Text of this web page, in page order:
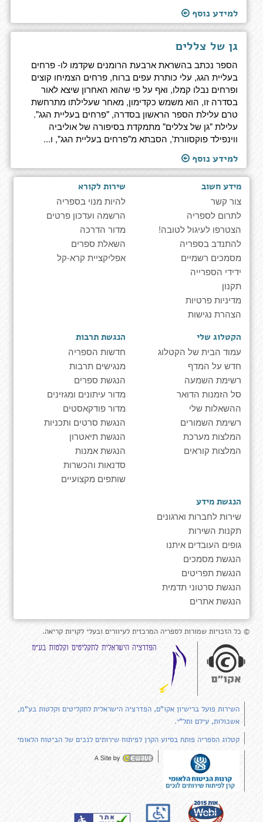
למידע נוסף
גן של צללים
הספר נכתב בהשראת ארבעת הרומנים שקדמו לו- פרחים
בעליית הגג, עלי כותרת עפים ברוח, פרחים הצמיחו קוצים
ופרחים נבלו קמלו, ואף על פי שהוא האחרון שיצא לאור
בסדרה זו, הוא משמש כקדימון, מאחר שעלילתו מתרחשת
טרם עלילת הספר הראשון בסדרה, "פרחים בעליית הגג".
עלילת "גן של צללים" מתמקדת בסיפורה של אוליביה
ווינפילד פוקסוורת', הסבתא מ"פרחים בעליית הגג", ו...
למידע נוסף
מידע חשוב
צור קשר
לתרום לספריה
הצטרפו לעיגול לטובה!
להתנדב בספריה
מסמכים רשמיים
ידידי הספרייה
תקנון
מדיניות פרטיות
הצהרת נגישות
שירות לקורא
להיות מנוי בספריה
הרשמה ועדכון פרטים
מדור הדרכה
השאלת ספרים
אפליקציית קרא-קל
הקטלוג שלי
עמוד הבית של הקטלוג
חדש על המדף
רשימת השמעה
סל הזמנות הדואר
ההשאלות שלי
רשימת השמורים
המלצות מערכת
המלצות קוראים
הנגשת תרבות
חדשות הספריה
מנגישים תרבות
הנגשת ספרים
מדור עיתונים ומגזינים
מדור פודקאסטים
הנגשת סרטים ותכניות
הנגשת תיאטרון
הנגשת אמנות
סדנאות והכשרות
שותפים מקצועיים
הנגשת מידע
שירות לחברות וארגונים
תקנות השירות
גופים העובדים איתנו
הנגשת מסמכים
הנגשת תפריטים
הנגשת סרטוני תדמית
הנגשת אתרים
© כל הזכויות שמורות לספריה המרכזית לעיוורים ובעלי לקויות קריאה.
השירות פועל ברישיון אקו"ם, הפדרציה הישראלית לתקליטים וקלטות בע"מ,
אשכולות, עילם ותל"י.
קטלוג הספריה פותח בסיוע הקרן לפיתוח שירותים לנכים של הביטוח הלאומי